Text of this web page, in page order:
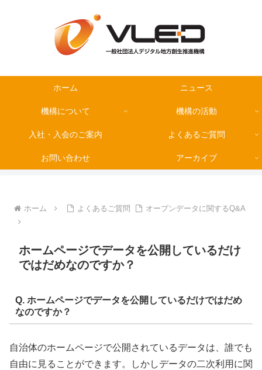
ホーム ニュース
機構について 機構の活動
入社・入会のご案内 よくあるご質問
お問い合わせ アーカイブ
ホーム よくあるご質問 オープンデータに関するQ&A
ホームページでデータを公開しているだけ
ではだめなのですか？
Q. ホームページでデータを公開しているだけではだめ
なのですか？
自治体のホームページで公開されているデータは、誰でも
自由に見ることができます。しかしデータの二次利用に関